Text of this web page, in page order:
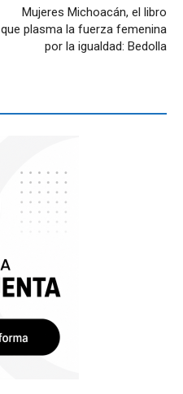
Mujeres Michoacán, el libro
que plasma la fuerza femenina
por la igualdad: Bedolla